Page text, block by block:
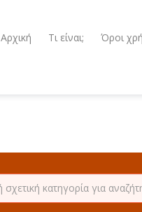
Αρχική Τι είναι; Όροι